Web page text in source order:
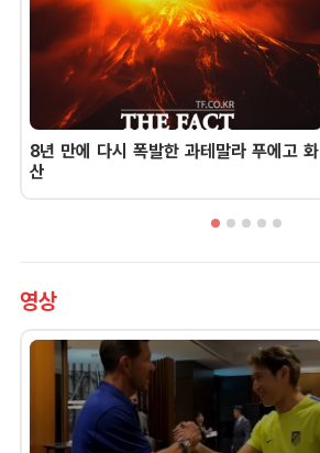
8년 만에 다시 폭발한 과테말라 푸에고 화
산
영상